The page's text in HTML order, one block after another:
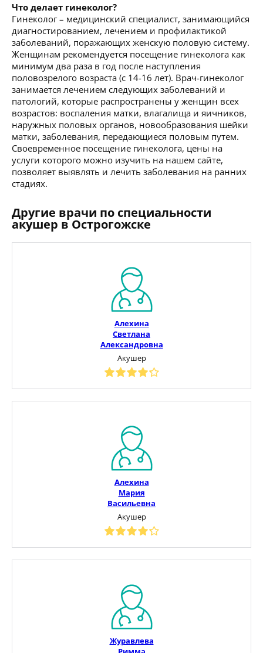
Что делает гинеколог?
Гинеколог – медицинский специалист, занимающийся
диагностированием, лечением и профилактикой
заболеваний, поражающих женскую половую систему.
Женщинам рекомендуется посещение гинеколога как
минимум два раза в год после наступления
половозрелого возраста (с 14-16 лет). Врач-гинеколог
занимается лечением следующих заболеваний и
патологий, которые распространены у женщин всех
возрастов: воспаления матки, влагалища и яичников,
наружных половых органов, новообразования шейки
матки, заболевания, передающиеся половым путем.
Своевременное посещение гинеколога, цены на
услуги которого можно изучить на нашем сайте,
позволяет выявлять и лечить заболевания на ранних
стадиях.
Другие врачи по специальности
акушер в Острогожске
Алехина
Светлана
Александровна
Акушер
Алехина
Мария
Васильевна
Акушер
Журавлева